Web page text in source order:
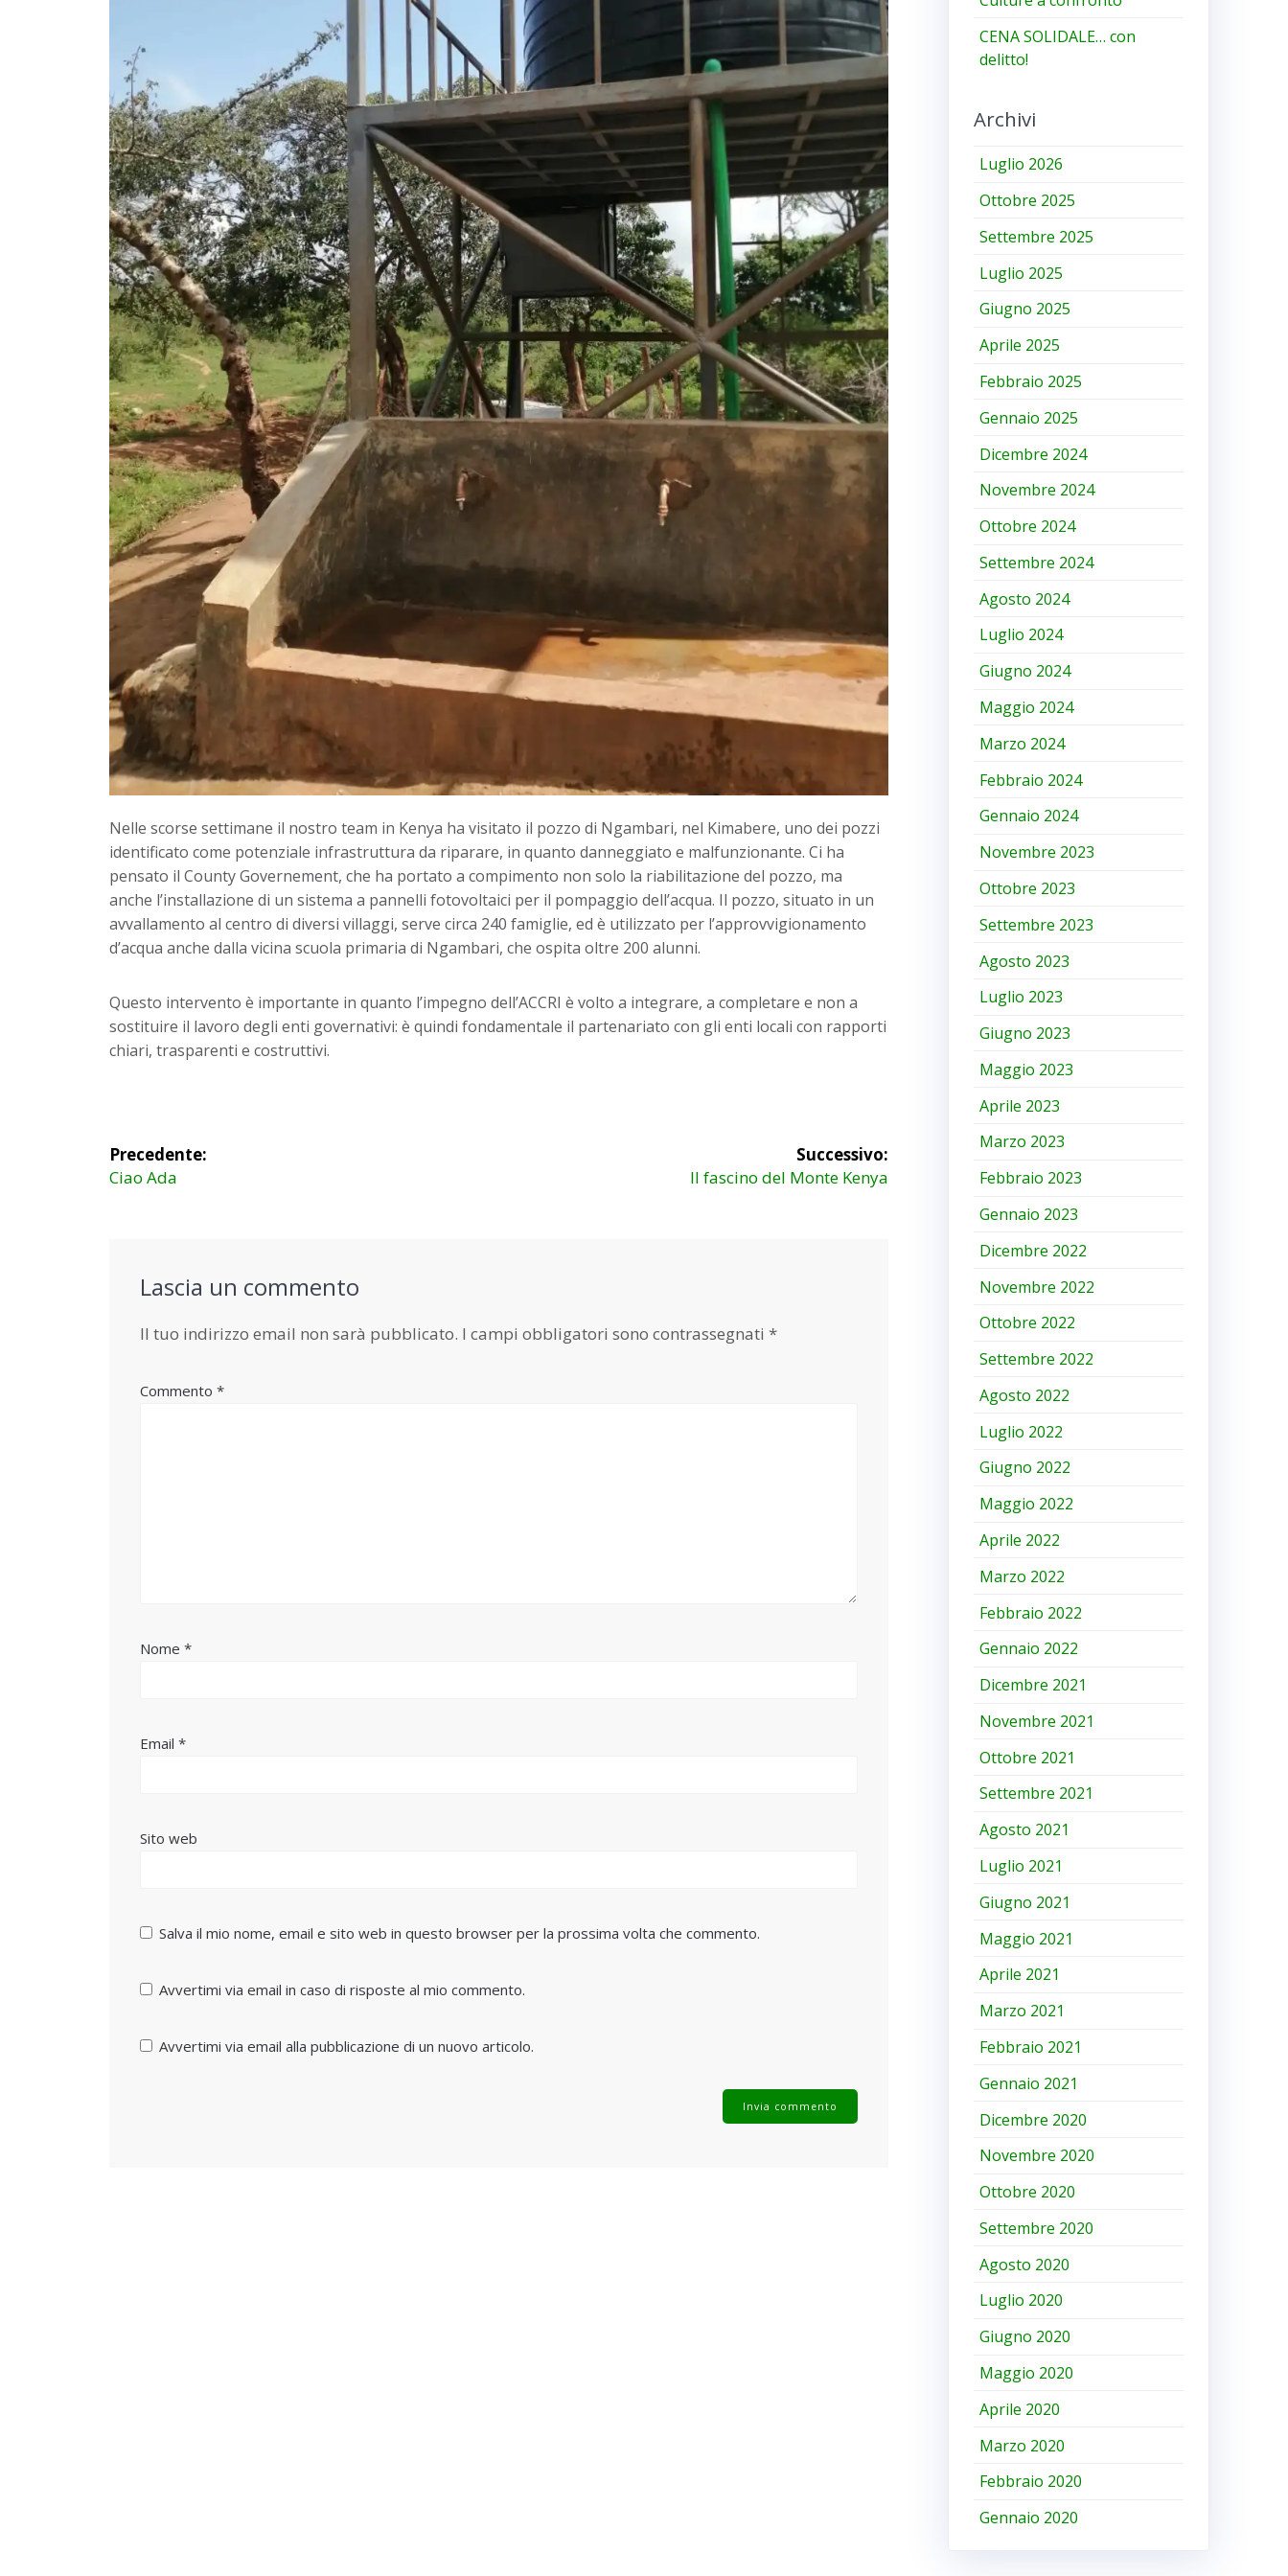
Nelle scorse settimane il nostro team in Kenya ha visitato il pozzo di Ngambari, nel Kimabere, uno dei pozzi
identificato come potenziale infrastruttura da riparare, in quanto danneggiato e malfunzionante. Ci ha
pensato il County Governement, che ha portato a compimento non solo la riabilitazione del pozzo, ma
anche l’installazione di un sistema a pannelli fotovoltaici per il pompaggio dell’acqua. Il pozzo, situato in un
avvallamento al centro di diversi villaggi, serve circa 240 famiglie, ed è utilizzato per l’approvvigionamento
d’acqua anche dalla vicina scuola primaria di Ngambari, che ospita oltre 200 alunni.
Questo intervento è importante in quanto l’impegno dell’ACCRI è volto a integrare, a completare e non a
sostituire il lavoro degli enti governativi: è quindi fondamentale il partenariato con gli enti locali con rapporti
chiari, trasparenti e costruttivi.
Navigazione
articoli
Precedente:
Articolo
Ciao Ada
Successivo:
Articolo
Il fascino del Monte Kenya
Lascia un commento
Il tuo indirizzo email non sarà pubblicato. I campi obbligatori sono contrassegnati *
Commento*
Nome*
Email*
Sito web
Salva il mio nome, email e sito web in questo browser per la prossima volta che commento.
Avvertimi via email in caso di risposte al mio commento.
Avvertimi via email alla pubblicazione di un nuovo articolo.
CENA SOLIDALE… con
delitto!
Archivi
Luglio 2026
Ottobre 2025
Settembre 2025
Luglio 2025
Giugno 2025
Aprile 2025
Febbraio 2025
Gennaio 2025
Dicembre 2024
Novembre 2024
Ottobre 2024
Settembre 2024
Agosto 2024
Luglio 2024
Giugno 2024
Maggio 2024
Marzo 2024
Febbraio 2024
Gennaio 2024
Novembre 2023
Ottobre 2023
Settembre 2023
Agosto 2023
Luglio 2023
Giugno 2023
Maggio 2023
Aprile 2023
Marzo 2023
Febbraio 2023
Gennaio 2023
Dicembre 2022
Novembre 2022
Ottobre 2022
Settembre 2022
Agosto 2022
Luglio 2022
Giugno 2022
Maggio 2022
Aprile 2022
Marzo 2022
Febbraio 2022
Gennaio 2022
Dicembre 2021
Novembre 2021
Ottobre 2021
Settembre 2021
Agosto 2021
Luglio 2021
Giugno 2021
Maggio 2021
Aprile 2021
Marzo 2021
Febbraio 2021
Gennaio 2021
Dicembre 2020
Novembre 2020
Ottobre 2020
Settembre 2020
Agosto 2020
Luglio 2020
Giugno 2020
Maggio 2020
Aprile 2020
Marzo 2020
Febbraio 2020
Gennaio 2020